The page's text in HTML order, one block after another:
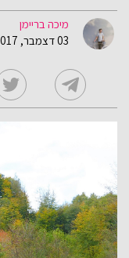
מיכה בריימן
03 דצמבר, 2017 16:13